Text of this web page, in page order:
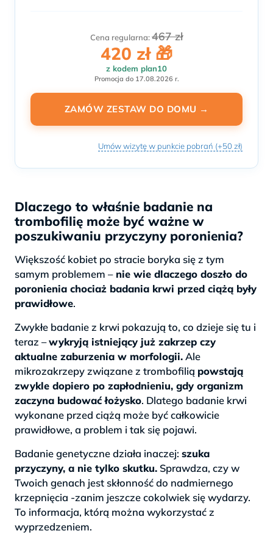
Cena regularna:467 zł
420 zł 🎁
z kodem plan10
Promocja do 17.08.2026 r.
ZAMÓW ZESTAW DO DOMU →
Umów wizytę w punkcie pobrań (+50 zł)
Dlaczego to właśnie badanie na
trombofilię może być ważne w
poszukiwaniu przyczyny poronienia?
Większość kobiet po stracie boryka się z tym
samym problemem –nie wie dlaczego doszło do
poronienia chociaż badania krwi przed ciążą były
prawidłowe.
Zwykłe badanie z krwi pokazują to, co dzieje się tu i
teraz –wykryją istniejący już zakrzep czy
aktualne zaburzenia w morfologii.Ale
mikrozakrzepy związane z trombofilią powstają
zwykle dopiero po zapłodnieniu, gdy organizm
zaczyna budować łożysko. Dlatego badanie krwi
wykonane przed ciążą może być całkowicie
prawidłowe, a problem i tak się pojawi.
Badanie genetyczne działa inaczej: szuka
przyczyny, a nie tylko skutku. Sprawdza, czy w
Twoich genach jest skłonność do nadmiernego
krzepnięcia -zanim jeszcze cokolwiek się wydarzy.
To informacja, którą można wykorzystać z
wyprzedzeniem.